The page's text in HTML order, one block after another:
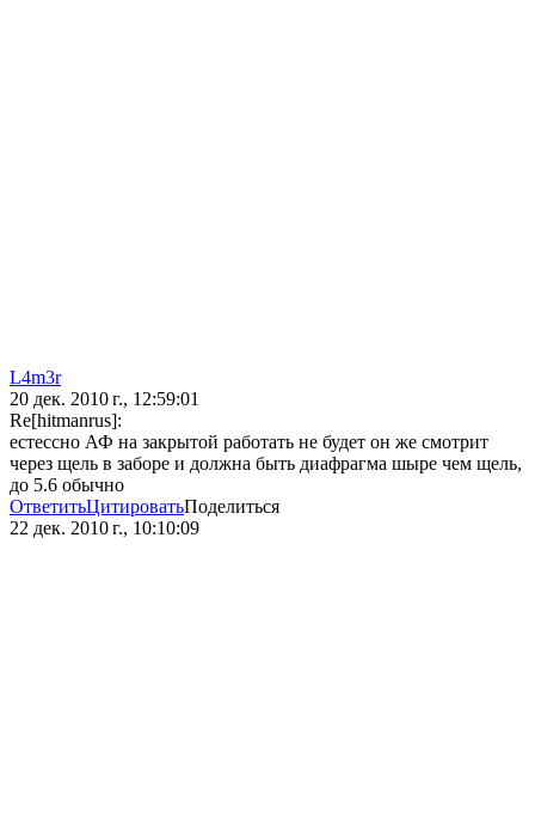
L4m3r
20 дек. 2010 г., 12:59:01
Re[hitmanrus]:
естессно АФ на закрытой работать не будет он же смотрит
через щель в заборе и должна быть диафрагма шыре чем щель,
до 5.6 обычно
ОтветитьЦитироватьПоделиться
22 дек. 2010 г., 10:10:09